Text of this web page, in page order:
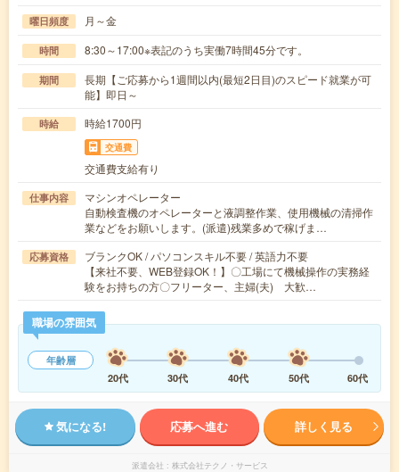
曜日頻度 月～金
時間 8:30～17:00※表記のうち実働7時間45分です。
期間
長期【ご応募から1週間以内(最短2日目)のスピード就業が可
能】即日～
時給 時給1700円
交通費
交通費支給有り
仕事内容
マシンオペレーター
自動検査機のオペレーターと液調整作業、使用機械の清掃作
業などをお願いします。(派遣)残業多めで稼げま…
応募資格
ブランクOK / パソコンスキル不要 / 英語力不要
【来社不要、WEB登録OK！】〇工場にて機械操作の実務経
験をお持ちの方〇フリーター、主婦(夫) 大歓…
職場の雰囲気
年齢層
20代
30代 40代 50代 60代
気になる! 応募へ進む 詳しく見る
派遣会社 株式会社テクノ・サービス